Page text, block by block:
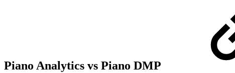
Piano Analytics vs Piano DMP